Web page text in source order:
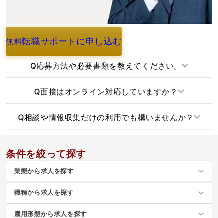
無料転職サポートに申し込む
よくあるご質問
Q応募方法や必要書類を教えてください。
Q面接はオンライン対応していますか？
Q相談や情報収集だけの利用でも構いませんか？
条件を絞って探す
業態から求人を探す
職種から求人を探す
雇用形態から求人を探す